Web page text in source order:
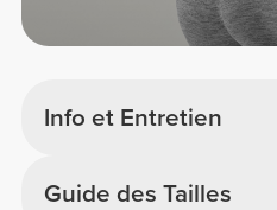
Info et Entretien
Guide des Tailles